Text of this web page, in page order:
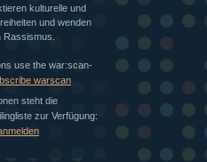
kulturelle und
und wenden
Rassismus.
use the war:scan-
warscan
steht die
zur Verfügung: